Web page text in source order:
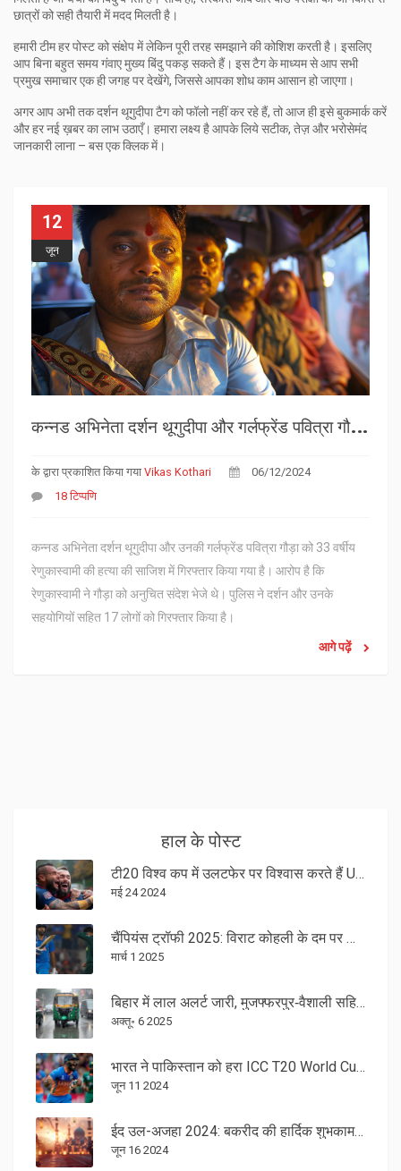
छात्रों को सही तैयारी में मदद मिलती है।
हमारी टीम हर पोस्ट को संक्षेप में लेकिन पूरी तरह समझाने की कोशिश करती है। इसलिए
आप बिना बहुत समय गंवाए मुख्य बिंदु पकड़ सकते हैं। इस टैग के माध्यम से आप सभी
प्रमुख समाचार एक ही जगह पर देखेंगे, जिससे आपका शोध काम आसान हो जाएगा।
अगर आप अभी तक दर्शन थूगुदीपा टैग को फॉलो नहीं कर रहे हैं, तो आज ही इसे बुकमार्क करें
और हर नई ख़बर का लाभ उठाएँ। हमारा लक्ष्य है आपके लिये सटीक, तेज़ और भरोसेमंद
जानकारी लाना – बस एक क्लिक में।
12
जून
क
न्नड अभिनेता दर्शन थूगुदीपा और गर्लफ्रेंड पवित्रा गौड़ा को हत्या की साजिश में गिरफ्तार
के द्वारा प्रकाशित किया गया Vikas Kothari
06/12/2024
18 टिप्पणि
कन्नड अभिनेता दर्शन थूगुदीपा और उनकी गर्लफ्रेंड पवित्रा गौड़ा को 33 वर्षीय
रेणुकास्वामी की हत्या की साजिश में गिरफ्तार किया गया है। आरोप है कि
रेणुकास्वामी ने गौड़ा को अनुचित संदेश भेजे थे। पुलिस ने दर्शन और उनके
सहयोगियों सहित 17 लोगों को गिरफ्तार किया है।
आगे पढ़ें
हाल के पोस्ट
टी20 विश्व कप में उलटफेर पर विश्वास करते हैं USA के अली खान: बांग्लादेश के खिलाफ श्रृंखला जीत से बढ़ा आत्मविश्वास
मई 24 2024
चैंपियंस ट्रॉफी 2025: विराट कोहली के दम पर भारत ने पाकिस्तान को 6 विकेट से हराया
मार्च 1 2025
बिहार में लाल अलर्ट जारी, मुजफ्फरपुर‑वैशाली सहित 26 जिलों को भारी बारिश का खतरा
अक्तू॰ 6 2025
भारत ने पाकिस्तान को हरा ICC T20 World Cup 2024 में जीता रोमांचक मुकाबला
जून 11 2024
ईद उल-अजहा 2024: बकरीद की हार्दिक शुभकामनाएं, ग्रीटिंग्स, कोट्स, इमेजेज़, फेसबुक और व्हाट्सएप स्टेटस
जून 16 2024